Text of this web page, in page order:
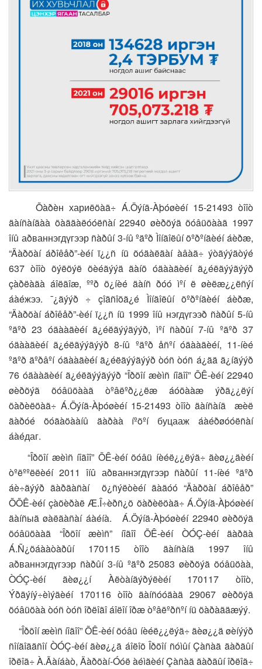
Õàðèн хариëöàã÷ Á.Öýíä-Àþóøèéí 15-21493 òîîò
äàíñàíäàà õàäãàëóóëñàí 22940 øèðõýã õóâüöààã 1997
îíû аðваннэгдүгээр ñàðûí 3-íû ºäºð Ìîíãîëûí õºðºíãèéí áèðæ,
“Äàðõàí áðîêåð”-èéí ï¿¿ñ íü õóäàëäàí àâàã÷ ýòãýýäòýé
637 òîîò õýëöýë õèéãýýä ãàíö óäààãèéí ã¿éëãýýãýýð
çàðëàãà áîëãîæ, ººð õ¿íèé äàíñ ðóó ìºí ë øèëæ¿¿ëñýí
áàéжээ. ¯¿ãýýð ÷ çîãñîõã¿é Ìîíãîëûí õºðºíãèéí áèðæ,
“Äàðõàí áðîêåð”-èéí ï¿¿ñ íü 1999 îíû нэгдүгээð ñàðûí 5-íû
ºäºð 23 óäààãèéí ã¿éëãýýãýýð, ìºí ñàðûí 7-íû ºäºð 37
óäààãèéí ã¿éëãýýãýýð 8-íû ºäºð åñºí óäààãèéí, 11-íèé
ºäºð äºðâºí óäààãèéí ã¿éëãýýãýýð òóñ òóñ á¿ãä ä¿íãýýð
76 óäààãèéí ã¿éëãýýãýýð “Îðõîí æèìñ íîãîî” ÕÊ-èéí 22940
øèðõýã õóâüöààã òºâëºð¿¿ëæ áóöààæ ýðã¿¿ëýí
õàðèëöàã÷ Á.Öýíä-Àþóøèéí 15-21493 òîîò äàíñàíä æèë
ãàðóé õóãàöààíû äàðàà íºõºí буцааж áàéðøóóëñàí
áàéдаг.
“Îðõîí æèìñ íîãîî” ÕÊ-èéí õóâü íèéë¿¿ëýã÷ ãèø¿¿äèéí
òºëººëëèéí 2011 îíû аðваннэгдүгээр ñàðûí 11-íèé ºäºð
áè÷ãýýð ãàðãàñàí õ¿ñýëòèéí äàãóó “Äàðõàí áðîêåð”
ÕÕÊ-èéí çàõèðàë Æ.Î÷èðñ¿õ õàðèëöàã÷ Á.Öýíä-Àþóøèéí
äàíñыã øàëãàñàí áàéíà. Á.Öýíä-Àþóøèéí 22940 øèðõýã
õóâüöààã “Îðõîí æèìñ” íîãîî ÕÊ-èéí ÒÓÇ-èéí äàðãà
Á.Ñ¿õáààòàðûí 170115 òîîò äàíñàíä 1997 îíû
аðваннэгдүгээр ñàðûí 3-íû ºäºð 25083 øèðõýã õóâüöàà,
ÒÓÇ-èéí ãèø¿¿í Àëòàíãýðýëèéí 170117 òîîò,
Ýðäýíý÷èìýãèéí 170116 òîîò äàíñóóäàä 29067 øèðõýã
õóâüöàà òóñ òóñ îðëîãî áîëîí îðæ òºâëºðñºí íü õàðàãäæýý.
“Îðõîí æèìñ íîãîî” ÕÊ-èéí õóâü íèéë¿¿ëýã÷ ãèø¿¿ä øèíýýð
ñîíãîãäñîí ÒÓÇ-èéí ãèø¿¿ä áîëîõ Îðõîí ñóìûí Çàñàã äàðãûí
îðëîã÷ À.Ãàíáàò, Äàðõàí-Óóë àéìãèéí Çàñàã äàðãûí îðëîã÷